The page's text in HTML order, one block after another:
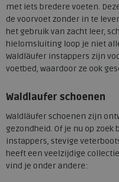
met iets bredere voeten.
de voorvoet zonder in te
het gebruik van zacht leer,
hielomsluiting loop je niet
Waldläufer instappers zijn
voetbed, waardoor ze ook
Waldlaufer schoenen
Waldläufer schoenen zijn
gezondheid. Of je nu op
instappers, stevige
heeft een veelzijdige
vind je onder andere: